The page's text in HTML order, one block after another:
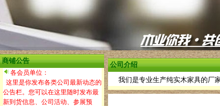
商铺公告
各会员单位：
这里是你发布各类公司最新动态的
公告栏。您可以在这里随时发布最
新到货信息、公司活动、参展预
公司介绍
我们是专业生产纯实木家具的厂